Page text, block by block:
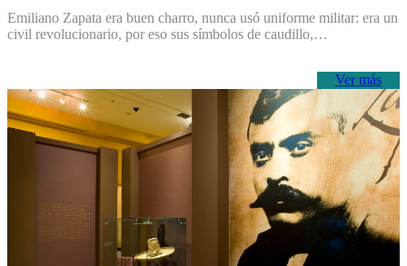
Emiliano Zapata era buen charro, nunca usó uniforme militar: era un
civil revolucionario, por eso sus símbolos de caudillo,…
Ver más